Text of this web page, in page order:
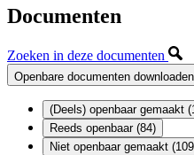
Documenten
Zoeken in deze documenten
Openbare documenten downloaden
(Deels) openbaar gemaakt
Reeds openbaar (84)
Niet openbaar gemaakt